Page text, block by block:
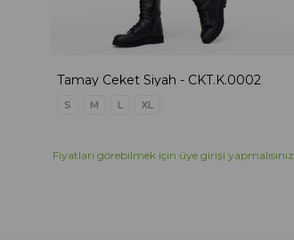
Tamay Ceket Siyah - CKT.K.0002
S M L XL
Fiyatları görebilmek için üye girişi yapmalısınız.